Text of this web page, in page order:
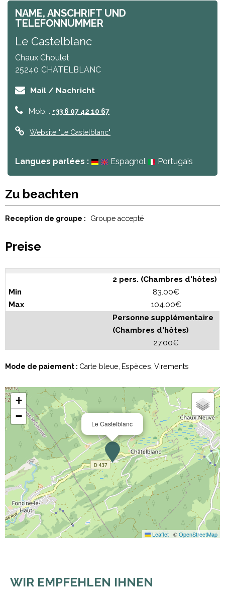
NAME, ANSCHRIFT UND
TELEFONNUMMER
Le Castelblanc
Chaux Choulet
25240 CHATELBLANC
Mail / Nachricht
Mob. : +33 6 07 42 10 67
Website "Le Castelblanc"
Langues parlées : Espagnol Portugais
Zu beachten
Reception de groupe : Groupe accepté
Preise
2 pers. (Chambres d'hôtes)
83.00€
104.00€
Personne supplémentaire
(Chambres d'hôtes)
27.00€
Mode de paiement : Carte bleue Espèces Virements
Le Castelblanc
+
−
Leaflet | ©OpenStreetMap
WIR EMPFEHLEN IHNEN